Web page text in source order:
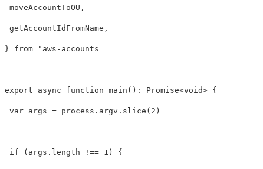
moveAccountToOU ,
getAccountIdFromName ,
} from " aws-accounts
export async function main(): Promise<void> {
var args = process.argv.slice(2)
if (args.length !== 1) {